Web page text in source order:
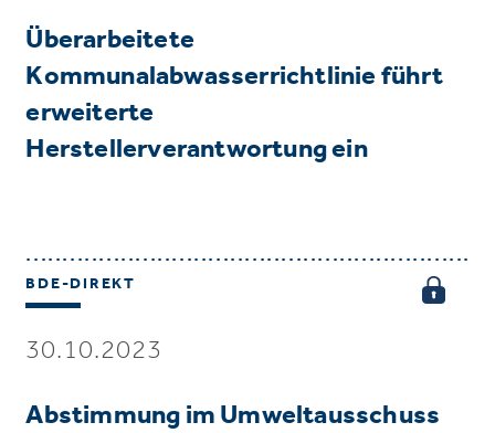
Überarbeitete
Kommunalabwasserrichtlinie führt
erweiterte
Herstellerverantwortung ein
BDE-DIREKT
30.10.2023
Abstimmung im Umweltausschuss